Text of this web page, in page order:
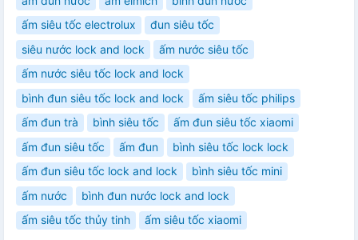
ấm siêu tốc electrolux
đun siêu tốc
siêu nước lock and lock
ấm nước siêu tốc
ấm nước siêu tốc lock and lock
bình đun siêu tốc lock and lock
ấm siêu tốc philips
ấm đun trà
bình siêu tốc
ấm đun siêu tốc xiaomi
ấm đun siêu tốc
ấm đun
bình siêu tốc lock lock
ấm đun siêu tốc lock and lock
bình siêu tốc mini
ấm nước
bình đun nước lock and lock
ấm siêu tốc thủy tinh
ấm siêu tốc xiaomi